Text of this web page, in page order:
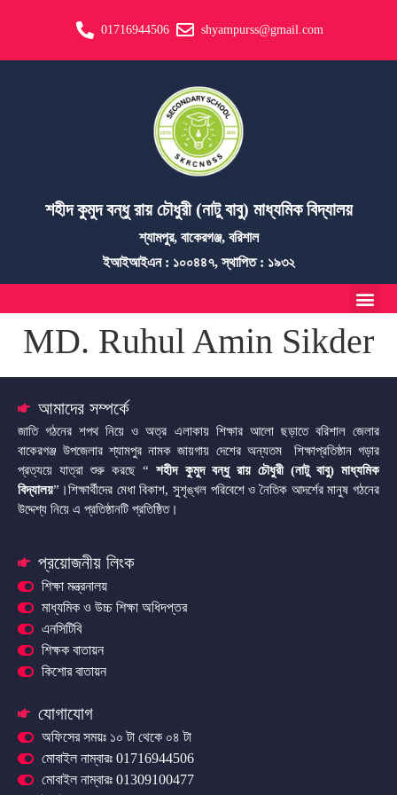
01716944506 shyampurss@gmail.com
শহীদ কুমুদ বন্ধু রায় চৌধুরী (নাটু বাবু) মাধ্যমিক বিদ্যালয়
শ্যামপুর, বাকেরগঞ্জ, বরিশাল
ইআইআইএন : ১০০৪৪৭, স্থাপিত : ১৯৩২
MD. Ruhul Amin Sikder
আমাদের সম্পর্কে
জাতি গঠনের শপথ নিয়ে ও অত্র এলাকায় শিক্ষার আলো ছড়াতে বরিশাল জেলার
বাকেরগঞ্জ উপজেলার শ্যামপুর নামক জায়গায় দেশের অন্যতম শিক্ষাপ্রতিষ্ঠান গড়ার
প্রত্যয়ে যাত্রা শুরু করছে “ শহীদ কুমুদ বন্ধু রায় চৌধুরী (নাটু বাবু) মাধ্যমিক
বিদ্যালয়”।শিক্ষার্থীদের মেধা বিকাশ, সুশৃঙ্খল পরিবেশে ও নৈতিক আদর্শের মানুষ গঠনের
উদ্দেশ্য নিয়ে এ প্রতিষ্ঠানটি প্রতিষ্ঠিত।
প্রয়োজনীয় লিংক
শিক্ষা মন্ত্রনালয়
মাধ্যমিক ও উচ্চ শিক্ষা অধিদপ্তর
এনসিটিবি
শিক্ষক বাতায়ন
কিশোর বাতায়ন
যোগাযোগ
অফিসের সময়ঃ ১০ টা থেকে ০৪ টা
মোবাইল নাম্বারঃ 01716944506
মোবাইল নাম্বারঃ 01309100477